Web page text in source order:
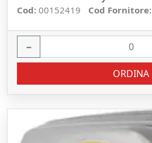
Cod: 00152419 Cod Fornitore:
−
ORDINA